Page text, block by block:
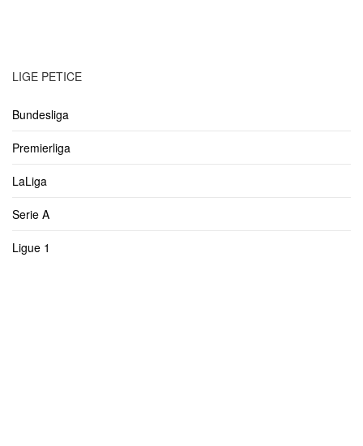
LIGE PETICE
Bundesliga
Premierliga
LaLiga
Serie A
Ligue 1